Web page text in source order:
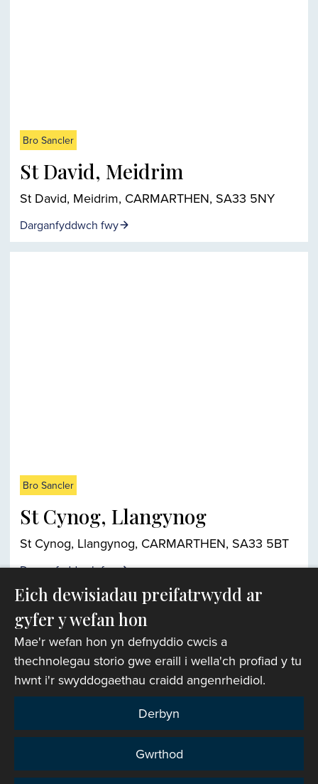
Bro Sancler
St David, Meidrim
St David, Meidrim, CARMARTHEN, SA33 5NY
Darganfyddwch fwy
Bro Sancler
St Cynog, Llangynog
St Cynog, Llangynog, CARMARTHEN, SA33 5BT
Darganfyddwch fwy
Chwiliwr eglwysi
Eich dewisiadau preifatrwydd ar
gyfer y wefan hon
Mae'r wefan hon yn defnyddio cwcis a
thechnolegau storio gwe eraill i wella'ch profiad y tu
hwnt i'r swyddogaethau craidd angenrheidiol.
Derbyn
Gwrthod